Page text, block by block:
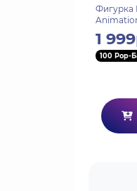
Фигурка
1
100 Pop-